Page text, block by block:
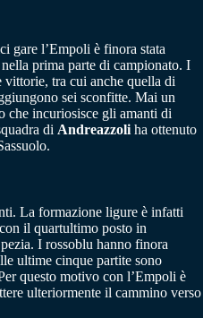
gare l’Empoli è finora stata
prima parte di campionato. I
vittorie, tra cui anche quella di
sei sconfitte. Mai un
che incuriosisce gli amanti di
di Andreazzoli ha ottenuto
La formazione ligure è infatti
il quartultimo posto in
I rossoblu hanno finora
ultime cinque partite sono
questo motivo con l’Empoli è
ulteriormente il cammino verso